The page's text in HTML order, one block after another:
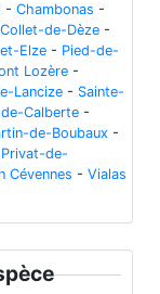
- Chambonas -
de-Dèze -
Elze - Pied-de-
Lozère -
Lancize - Sainte-
Calberte -
de-Boubaux -
de-
Cévennes - Vialas